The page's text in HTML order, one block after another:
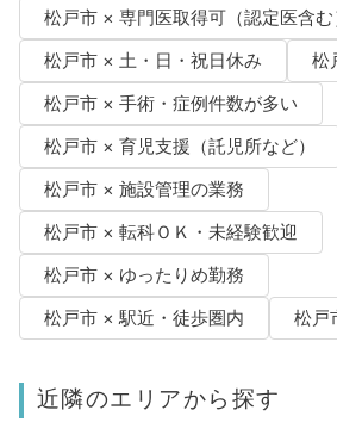
松戸市 × 専門医取得可（認定医含む
松戸市 × 土・日・祝日休み
松
松戸市 × 手術・症例件数が多い
松戸市 × 育児支援（託児所など）
松戸市 × 施設管理の業務
松戸市 × 転科ＯＫ・未経験歓迎
松戸市 × ゆったりめ勤務
松戸市 × 駅近・徒歩圏内
松戸
近隣のエリアから探す